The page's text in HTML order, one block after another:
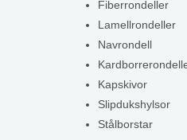
Fiberrondeller
Lamellrondeller
Navrondell
Kapskivor
Slipdukshylsor
Stålborstar